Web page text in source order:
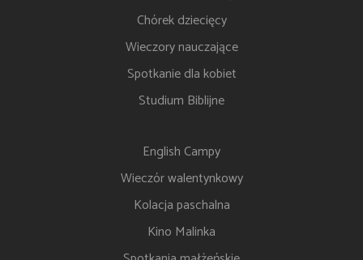
Chórek dziecięcy
Wieczory nauczające
Spotkanie dla kobiet
Studium Biblijne
English Campy
Wieczór walentynkowy
Kolacja paschalna
Kino Malinka